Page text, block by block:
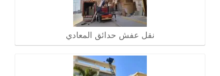
نقل عفش حدائق المعادي